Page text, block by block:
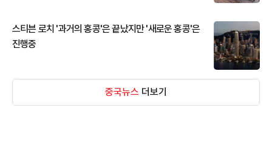
스티븐 로치 '과거의 홍콩'은 끝났지만 '새로운 홍콩'은
진행중
중국뉴스 더보기